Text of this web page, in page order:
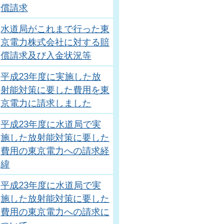
償請求
水道局がこれまで行った東
京電力株式会社に対する賠
償請求及び入金状況等
平成23年度に実施した放
射能対策に要した費用を東
京電力に請求しました
平成23年度に水道局で実
施した放射能対策に要した
費用の東京電力への請求経
緯
平成23年度に水道局で実
施した放射能対策に要した
費用の東京電力への請求に